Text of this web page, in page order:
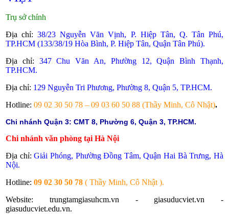
Trụ sở chính
Địa chỉ:38/23 Nguyễn Văn Vịnh, P. Hiệp Tân, Q. Tân Phú,
TP.HCM (133/38/19 Hòa Bình, P. Hiệp Tân, Quận Tân Phú).
Địa chỉ: 347 Chu Văn An, Phường 12, Quận Bình Thạnh,
TP.HCM.
Địa chỉ: 129 Nguyễn Tri Phương, Phường 8, Quận 5, TP.HCM.
Hotline: 09 02 30 50 78 – 09 03 60 50 88 (Thầy Minh, Cô Nhật).
Chi nhánh Quận 3: CMT 8, Phường 6, Quận 3, TP.HCM.
Chi nhánh văn phòng tại Hà Nội
Địa chỉ:Giải Phóng, Phường Đồng Tâm, Quận Hai Bà Trưng, Hà
Nội.
Hotline: 09 02 30 50 78 ( Thầy Minh, Cô Nhật ).
Website: trungtamgiasuhcm.vn - giasuducviet.vn -
giasuducviet.edu.vn.